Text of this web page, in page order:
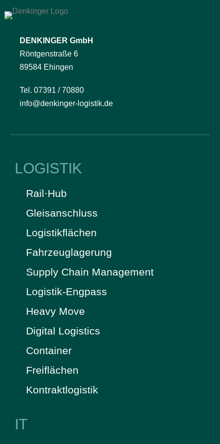
DENKINGER GmbH
Röntgenstraße 6
89584 Ehingen
Tel. 07391 / 70880
info@denkinger-logistik.de
LOGISTIK
Rail·Hub
Gleisanschluss
Logistikflächen
Fahrzeuglagerung
Supply Chain Management
Logistik-Engpass
Heavy Move
Digital Logistics
Container
Freiflächen
Kontraktlogistik
IT